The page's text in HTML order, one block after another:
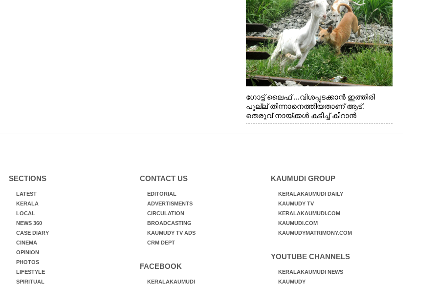
ഗോട്ട് ലൈഫ് ...വിശപ്പടക്കാൻ ഇത്തിരി
പുല്ല് തിന്നാനെത്തിയതാണ് ആട്.
തെരുവ് നായ്ക്കൾ കടിച്ച് കീറാൻ
വന്നതോടെ വയറിന്റെ ആന്തൽ മറന്ന്
ജീവന് വേണ്ടിയായി ഓട്ടം. എറണാകുളം
SECTIONS
LATEST
KERALA
LOCAL
NEWS 360
CASE DIARY
CINEMA
OPINION
PHOTOS
LIFESTYLE
SPIRITUAL
CONTACT US
EDITORIAL
ADVERTISMENTS
CIRCULATION
BROADCASTING
KAUMUDY TV ADS
CRM DEPT
FACEBOOK
KERALAKAUMUDI
KAUMUDI GROUP
KERALAKAUMUDI DAILY
KAUMUDY TV
KERALAKAUMUDI.COM
KAUMUDI.COM
KAUMUDYMATRIMONY.COM
YOUTUBE CHANNELS
KERALAKAUMUDI NEWS
KAUMUDY